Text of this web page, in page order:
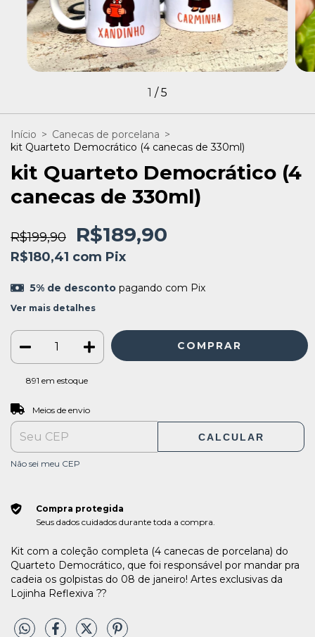
1 /5
Início > Canecas de porcelana >
kit Quarteto Democrático (4 canecas de 330ml)
kit Quarteto Democrático (4
canecas de 330ml)
R$199,90 R$189,90
R$180,41 com Pix
5% de descontopagando com Pix
Ver mais detalhes
891 em estoque
Entregas para o CEP:
Meios de envio
CALCULAR
Não sei meu CEP
Compra protegida
Seus dados cuidados durante toda a compra.
Kit com a coleção completa (4 canecas de porcelana) do
Quarteto Democrático, que foi responsável por mandar pra
cadeia os golpistas do 08 de janeiro! Artes exclusivas da
Lojinha Reflexiva ?‍?